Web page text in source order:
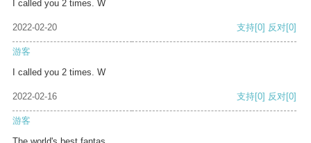
I called you 2 times. W
2022-02-20 支持[0] 反对[0]
游客
I called you 2 times. W
2022-02-16 支持[0] 反对[0]
游客